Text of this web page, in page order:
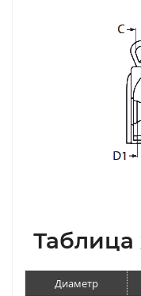
Таблица
Диаметр